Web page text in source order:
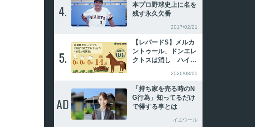
4.
本プロ野球史上に名を
残す永久欠番
2017/02/21
5.
【レパードS】メルカ
ントゥール、ドンエレ
クトスは消し ハイブ
2026/08/05
AD
「持ち家を売る時のN
G行為」知ってるだけ
で得する事とは
イエウール